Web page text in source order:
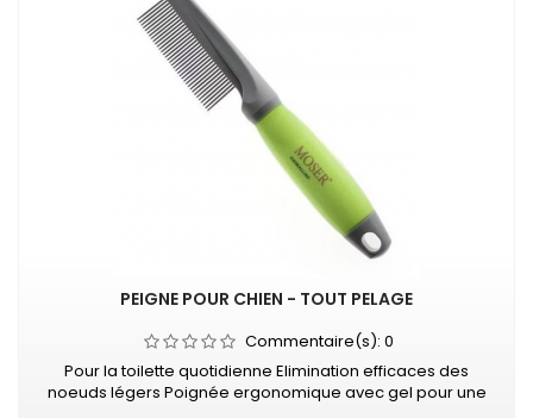
PEIGNE POUR CHIEN - TOUT PELAGE
Commentaire(s): 0
Pour la toilette quotidienne Elimination efficaces des
noeuds légers Poignée ergonomique avec gel pour une